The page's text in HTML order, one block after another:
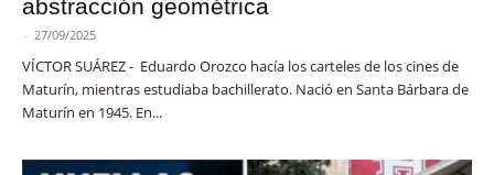
abstracción geométrica
- 27/09/2025
VÍCTOR SUÁREZ - Eduardo Orozco hacía los carteles de los cines de
Maturín, mientras estudiaba bachillerato. Nació en Santa Bárbara de
Maturín en 1945. En...